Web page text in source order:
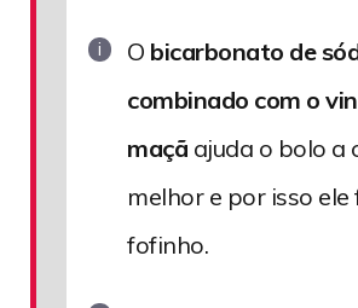
O bicarbonato de
combinado com o
maçã ajuda o bolo a
melhor e por isso ele
fofinho.